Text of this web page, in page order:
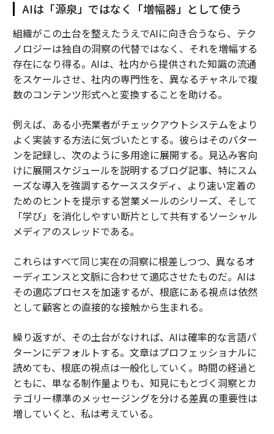
AIは「源泉」ではなく「増幅器」として使う
組織がこの土台を整えたうえでAIに向き合うなら、テク
ノロジーは独自の洞察の代替ではなく、それを増幅する
存在になり得る。AIは、社内から提供された知識の流通
をスケールさせ、社内の専門性を、異なるチャネルで複
数のコンテンツ形式へと変換することを助ける。
例えば、ある小売業者がチェックアウトシステムをより
よく実装する方法に気づいたとする。彼らはそのパター
ンを記録し、次のように多用途に展開する。見込み客向
けに展開スケジュールを説明するブログ記事、特にスム
ーズな導入を強調するケーススタディ、より速い定着の
ためのヒントを提示する営業メールのシリーズ、そして
「学び」を消化しやすい断片として共有するソーシャル
メディアのスレッドである。
これらはすべて同じ実在の洞察に根差しつつ、異なるオ
ーディエンスと文脈に合わせて適応させたものだ。AIは
その適応プロセスを加速するが、根底にある視点は依然
として顧客との直接的な接触から生まれる。
繰り返すが、その土台がなければ、AIは確率的な言語パ
ターンにデフォルトする。文章はプロフェッショナルに
読めても、根底の視点は一般化していく。時間の経過と
ともに、単なる制作量よりも、知見にもとづく洞察とカ
テゴリー標準のメッセージングを分ける差異の重要性は
増していくと、私は考えている。